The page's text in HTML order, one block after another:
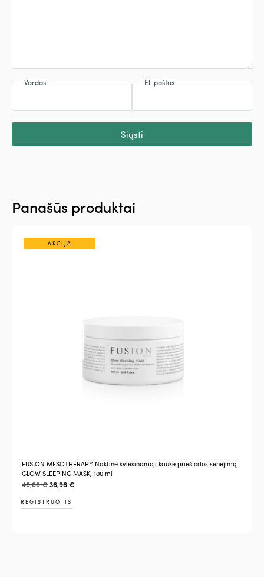
Vardas El. paštas
Siųsti
Panašūs produktai
AKCIJA
FUSION MESOTHERAPY Naktinė šviesinamoji kaukė prieš odos senėjimą
GLOW SLEEPING MASK, 100 ml
40,00€36,96€
REGISTRUOTIS